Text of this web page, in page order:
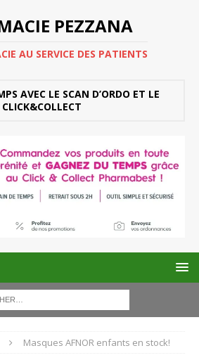
PEZZANA
AU SERVICE DES PATIENTS
AVEC LE SCAN D’ORDO ET LE
CLICK&COLLECT
Masques AFNOR enfants en stock!